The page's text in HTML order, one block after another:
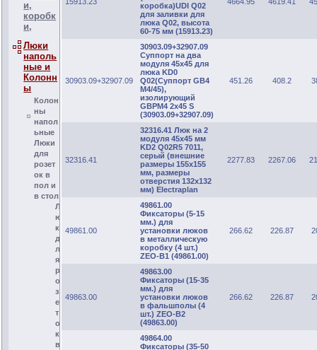
и,
коробк
и,
Люки
наполь
ные и
Колонн
ы
Колон
ны
напол
ьные
Люки
для
розет
ок в
пол и
в стол
Л
ю
к
д
л
я
р
о
з
е
т
о
к
в
коробка)UDI Q02
для заливки для
люка Q02, высота
60-75 мм (15913.23)
30903.09+32907.09
30903.09+32907.09
Суппорт на два
модуля 45х45 для
люка KD0
Q02(Суппорт GB4
M4/45),
изолирующий
GBPM4 2х45 S
(30903.09+32907.09)
451.26 408.2
32316.41
32316.41 Люк на 2
модуля 45х45 мм
KD2 Q02R5 7011,
серый (внешние
размеры 155х155
мм, размеры
отверстия 132х132
мм) Electraplan
2277.83 2267.06
49861.00
49861.00
Фиксаторы (5-15
мм.) для
установки люков
в металлическую
коробку (4 шт.)
ZEO-B1 (49861.00)
266.62 226.87
49863.00
49863.00
Фиксаторы (15-35
мм.) для
установки люков
в фальшполы (4
шт.) ZEO-B2
(49863.00)
266.62 226.87
49864.00
Фиксаторы (35-50